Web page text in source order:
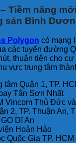
Tiềm năng
sản Bình
Polygon có mạng
các tuyến đường
thuận tiện cho
vực trung tâm
tâm Quận 1, TP.
Tân Sơn Nhất
Vincom Thủ Đức
2, TP. Thuận An,
Dĩ An
Hoàn Hảo
Quốc Gia TP. HCM